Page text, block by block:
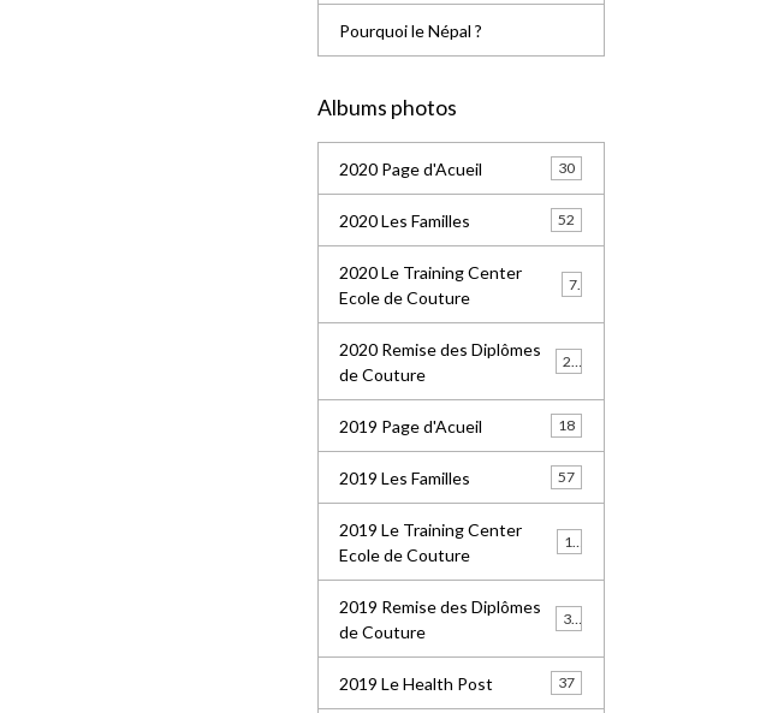
Pourquoi le Népal ?
Albums photos
2020 Page d'Acueil 30
2020 Les Familles 52
2020 Le Training Center
Ecole de Couture
2020 Remise des Diplômes
de Couture
2019 Page d'Acueil 18
2019 Les Familles 57
2019 Le Training Center
Ecole de Couture
2019 Remise des Diplômes
de Couture
36
2019 Le Health Post 37